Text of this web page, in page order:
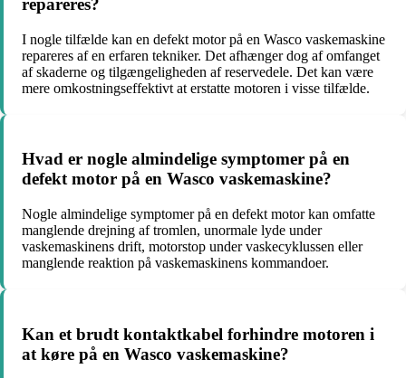
repareres?
I nogle tilfælde kan en defekt motor på en Wasco vaskemaskine
repareres af en erfaren tekniker. Det afhænger dog af omfanget
af skaderne og tilgængeligheden af reservedele. Det kan være
mere omkostningseffektivt at erstatte motoren i visse tilfælde.
Hvad er nogle almindelige symptomer på en
defekt motor på en Wasco vaskemaskine?
Nogle almindelige symptomer på en defekt motor kan omfatte
manglende drejning af tromlen, unormale lyde under
vaskemaskinens drift, motorstop under vaskecyklussen eller
manglende reaktion på vaskemaskinens kommandoer.
Kan et brudt kontaktkabel forhindre motoren i
at køre på en Wasco vaskemaskine?